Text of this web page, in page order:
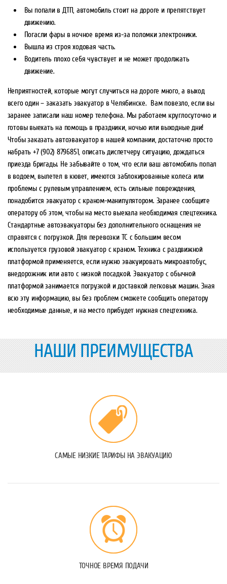
Вы попали в ДТП, автомобиль стоит на дороге и препятствует
движению.
Погасли фары в ночное время из-за поломки электроники.
Вышла из строя ходовая часть.
Водитель плохо себя чувствует и не может продолжать
движение.
Неприятностей, которые могут случиться на дороге много, а выход
всего один – заказать эвакуатор в Челябинске. Вам повезло, если вы
заранее записали наш номер телефона. Мы работаем круглосуточно и
готовы выехать на помощь в праздники, ночью или выходные дни!
Чтобы заказать автоэвакуатор в нашей компании, достаточно просто
набрать +7 (902) 8796851, описать диспетчеру ситуацию, дождаться
приезда бригады. Не забывайте о том, что если ваш автомобиль попал
в водоем, вылетел в кювет, имеются заблокированные колеса или
проблемы с рулевым управлением, есть сильные повреждения,
понадобится эвакуатор с краном-манипулятором. Заранее сообщите
оператору об этом, чтобы на место выехала необходимая спецтехника.
Стандартные автоэвакуаторы без дополнительного оснащения не
справятся с погрузкой. Для перевозки ТС с большим весом
используется грузовой эвакуатор с краном. Техника с раздвижной
платформой применяется, если нужно эвакуировать микроавтобус,
внедорожник или авто с низкой посадкой. Эвакуатор с обычной
платформой занимается погрузкой и доставкой легковых машин. Зная
всю эту информацию, вы без проблем сможете сообщить оператору
необходимые данные, и на место прибудет нужная спецтехника.
НАШИ ПРЕИМУЩЕСТВА
САМЫЕ НИЗКИЕ ТАРИФЫ НА ЭВАКУАЦИЮ
ТОЧНОЕ ВРЕМЯ ПОДАЧИ